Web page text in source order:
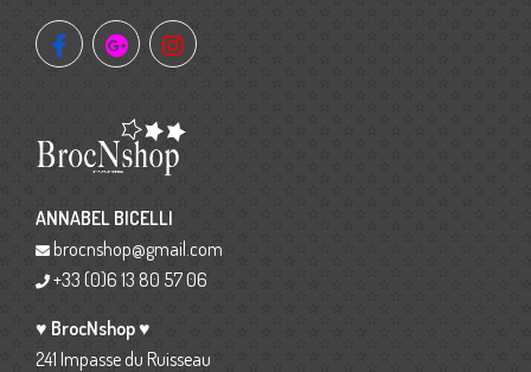
ANNABEL BICELLI
brocnshop@gmail.com
+33 (0)6 13 80 57 06
♥ BrocNshop ♥
241 Impasse du Ruisseau